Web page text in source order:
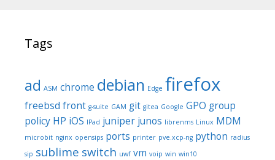
Tags
ad ASM chrome debian Edge firefox
freebsd front g-suite GAM git gitea Google GPO group
policy HP iOS IPad juniper junos librenms Linux MDM
microbit nginx opensips ports printer pve.xcp-ng python radius
sip sublime switch uwf vm voip win win10